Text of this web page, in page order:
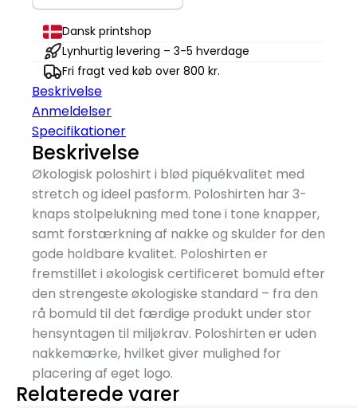
Dansk printshop
Lynhurtig levering – 3-5 hverdage
Fri fragt ved køb over 800 kr.
Beskrivelse
Anmeldelser
Specifikationer
Beskrivelse
Økologisk poloshirt i blød piquékvalitet med
stretch og ideel pasform. Poloshirten har 3-
knaps stolpelukning med tone i tone knapper,
samt forstærkning af nakke og skulder for den
gode holdbare kvalitet. Poloshirten er
fremstillet i økologisk certificeret bomuld efter
den strengeste økologiske standard – fra den
rå bomuld til det færdige produkt under stor
hensyntagen til miljøkrav. Poloshirten er uden
nakkemærke, hvilket giver mulighed for
placering af eget logo.
Relaterede varer